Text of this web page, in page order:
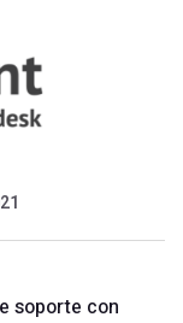
soporte con